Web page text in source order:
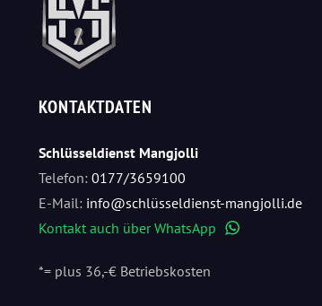
KONTAKTDATEN
Schlüsseldienst Mangjolli
Telefon: 0177/3659100
E-Mail: info@schlüsseldienst-mangjolli.de
Kontakt auch über WhatsApp
*= plus 36,-€ Betriebskosten